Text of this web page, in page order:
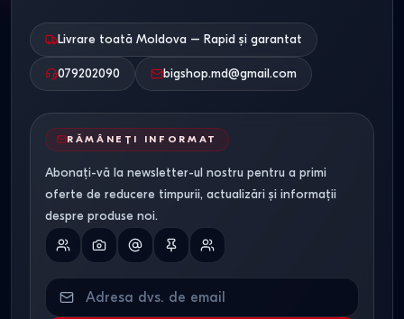
Livrare toată Moldova – Rapid și garantat
079202090 bigshop.md@gmail.com
RĂMÂNEȚI INFORMAT
Abonați-vă la newsletter-ul nostru pentru a primi
oferte de reducere timpurii, actualizări și informații
despre produse noi.